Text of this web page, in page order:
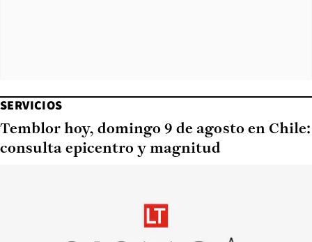
SERVICIOS
Temblor hoy, domingo 9 de agosto en Chile:
consulta epicentro y magnitud